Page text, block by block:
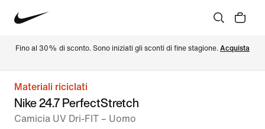
Fino al 30% di sconto. Sono iniziati gli sconti di fine stagione. Acquista
Materiali riciclati
Nike 24.7 PerfectStretch
Camicia UV Dri-FIT – Uomo